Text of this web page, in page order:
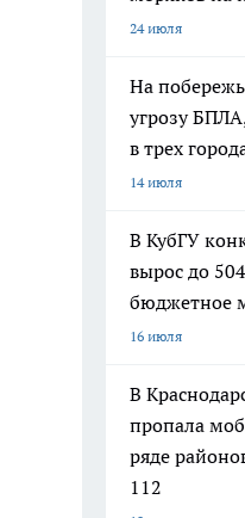
24 июля
На
угрозу
в трех
14 июля
В КубГУ
вырос до
бюджетное
16 июля
В
пропала
ряде
112